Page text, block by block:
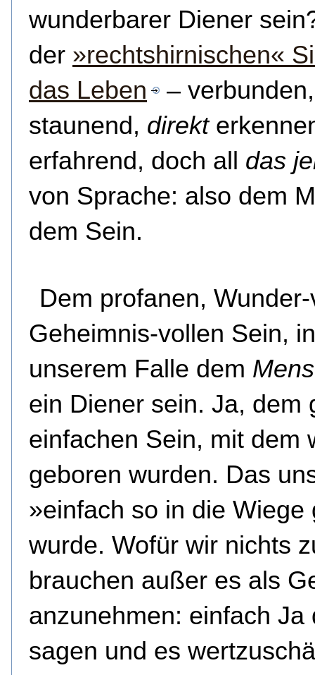
wunderbarer Diener
der »rechtshirnischen«
das Leben
– verbunden,
staunend, direkt
erfahrend, doch all das
von Sprache: also dem
dem Sein.
Dem profanen,
Geheimnis-vollen Sein, in
unserem Falle dem
ein Diener sein. Ja, dem
einfachen Sein, mit dem
geboren wurden. Das
»einfach so in die Wiege
wurde. Wofür wir nichts
brauchen außer es als
anzunehmen: einfach Ja
sagen und es